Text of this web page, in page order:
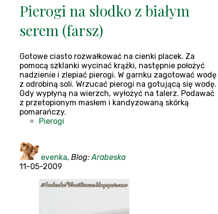
Pierogi na słodko z białym
serem (farsz)
Gotowe ciasto rozwałkować na cienki placek. Za
pomocą szklanki wycinać krążki, następnie położyć
nadzienie i zlepiać pierogi. W garnku zagotować wodę
z odrobiną soli. Wrzucać pierogi na gotującą się wodę.
Gdy wypłyną na wierzch, wyłożyć na talerz. Podawać
z przetopionym masłem i kandyzowaną skórką
pomarańczy.
Pierogi
evenka, Blog: Arabeska
11-05-2009